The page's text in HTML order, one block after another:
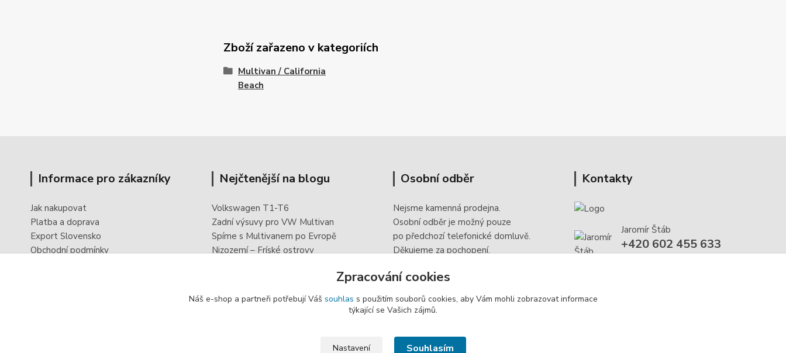
Zboží zařazeno v kategoriích
Multivan / California
Beach
Informace pro zákazníky
Jak nakupovat
Platba a doprava
Export Slovensko
Obchodní podmínky
Nejčtenější na blogu
Volkswagen T1-T6
Zadní výsuvy pro VW Multivan
Spíme s Multivanem po Evropě
Nizozemí – Fríské ostrovy
Osobní odběr
Nejsme kamenná prodejna.
Osobní odběr je možný pouze
po předchozí telefonické domluvě.
Děkujeme za pochopení.
Kontakty
Jaromír Štáb
+420 602 455 633
Zpracování cookies
Náš e-shop a partneři potřebují Váš souhlas s použitím souborů cookies, aby Vám mohli zobrazovat informace
týkající se Vašich zájmů.
Nastavení Souhlasím